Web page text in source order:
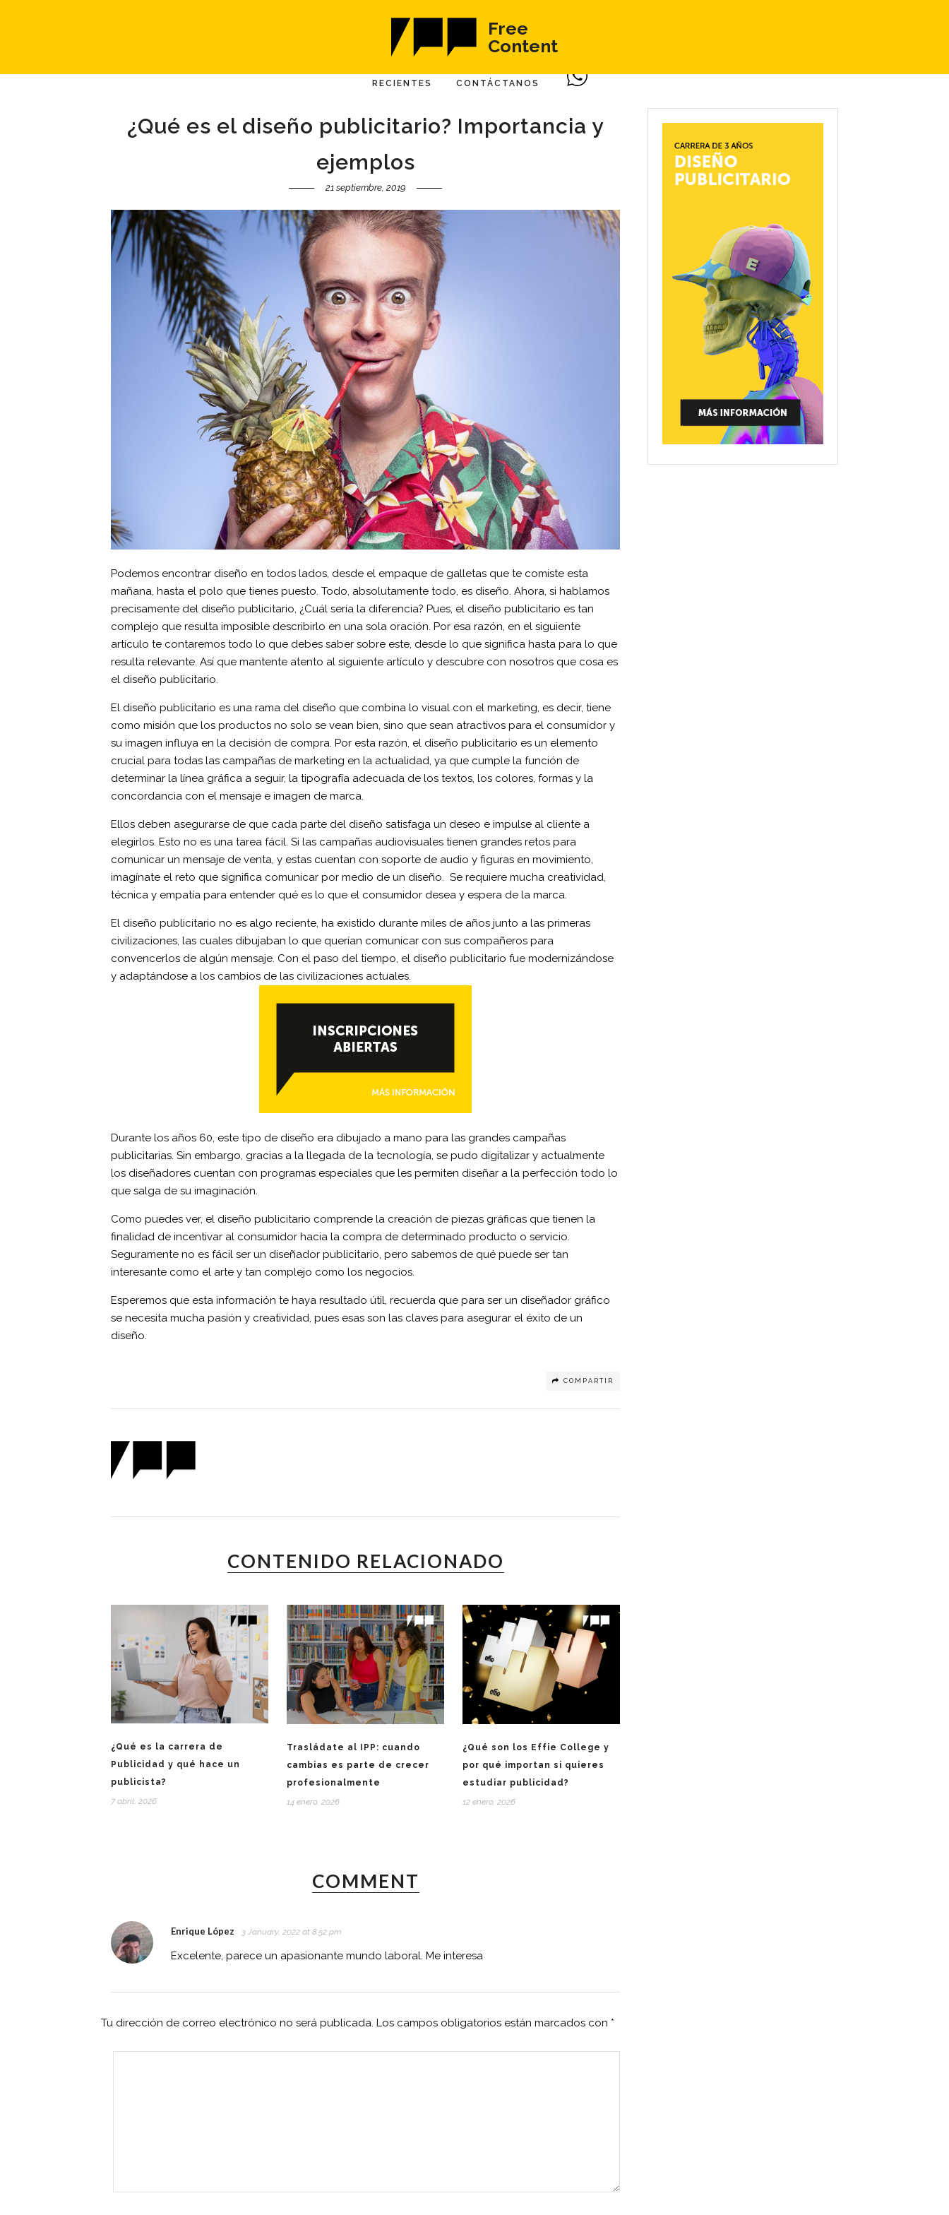
Free
Content
RECIENTES CONTÁCTANOS
¿Qué es el diseño publicitario? Importancia y
ejemplos
21 septiembre, 2019
Podemos encontrar diseño en todos lados, desde el empaque de galletas que te comiste esta
mañana, hasta el polo que tienes puesto. Todo, absolutamente todo, es diseño. Ahora, si hablamos
precisamente del diseño publicitario, ¿Cuál sería la diferencia? Pues, el diseño publicitario es tan
complejo que resulta imposible describirlo en una sola oración. Por esa razón, en el siguiente
artículo te contaremos todo lo que debes saber sobre este, desde lo que significa hasta para lo que
resulta relevante. Así que mantente atento al siguiente artículo y descubre con nosotros que cosa es
el diseño publicitario.
El diseño publicitario es una rama del diseño que combina lo visual con el marketing, es decir, tiene
como misión que los productos no solo se vean bien, sino que sean atractivos para el consumidor y
su imagen influya en la decisión de compra. Por esta razón, el diseño publicitario es un elemento
crucial para todas las campañas de marketing en la actualidad, ya que cumple la función de
determinar la línea gráfica a seguir, la tipografía adecuada de los textos, los colores, formas y la
concordancia con el mensaje e imagen de marca.
Ellos deben asegurarse de que cada parte del diseño satisfaga un deseo e impulse al cliente a
elegirlos. Esto no es una tarea fácil. Si las campañas audiovisuales tienen grandes retos para
comunicar un mensaje de venta, y estas cuentan con soporte de audio y figuras en movimiento,
imagínate el reto que significa comunicar por medio de un diseño. Se requiere mucha creatividad,
técnica y empatía para entender qué es lo que el consumidor desea y espera de la marca.
El diseño publicitario no es algo reciente, ha existido durante miles de años junto a las primeras
civilizaciones, las cuales dibujaban lo que querían comunicar con sus compañeros para
convencerlos de algún mensaje. Con el paso del tiempo, el diseño publicitario fue modernizándose
y adaptándose a los cambios de las civilizaciones actuales.
Durante los años 60, este tipo de diseño era dibujado a mano para las grandes campañas
publicitarias. Sin embargo, gracias a la llegada de la tecnología, se pudo digitalizar y actualmente
los diseñadores cuentan con programas especiales que les permiten diseñar a la perfección todo lo
que salga de su imaginación.
Como puedes ver, el diseño publicitario comprende la creación de piezas gráficas que tienen la
finalidad de incentivar al consumidor hacia la compra de determinado producto o servicio.
Seguramente no es fácil ser un diseñador publicitario, pero sabemos de qué puede ser tan
interesante como el arte y tan complejo como los negocios.
Esperemos que esta información te haya resultado útil, recuerda que para ser un diseñador gráfico
se necesita mucha pasión y creatividad, pues esas son las claves para asegurar el éxito de un
diseño.
COMPARTIR
CONTENIDO RELACIONADO
¿Qué es la carrera de
Publicidad y qué hace un
publicista?
7 abril, 2026
Trasládate al IPP: cuando
cambias es parte de crecer
profesionalmente
14 enero, 2026
¿Qué son los Effie College y
por qué importan si quieres
estudiar publicidad?
12 enero, 2026
COMMENT
Enrique López 3 January, 2022 at 8:52 pm
Excelente, parece un apasionante mundo laboral. Me interesa
Tu dirección de correo electrónico no será publicada. Los campos obligatorios están marcados con *